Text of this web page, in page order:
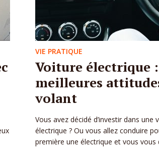
VIE PRATIQUE
Voiture électrique
meilleures
volant
Vous avez décidé d’investir dans une
électrique ? Ou vous allez conduire
première une électrique et vous vous